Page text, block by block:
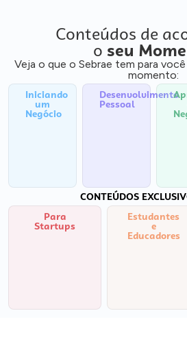
Conteúdos de
o seu
Veja o que o Sebrae tem para
momento:
Iniciando
um
Negócio
Desenvolvimento
Pessoal
CONTEÚDOS
Para
Startups
Estudantes
e
Educadores